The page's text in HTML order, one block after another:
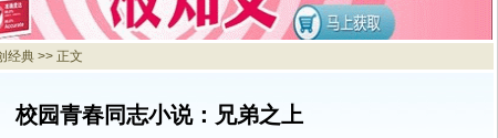
经典 >> 正文
校园青春同志小说：兄弟之上